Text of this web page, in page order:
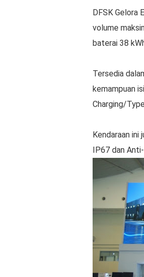
DFSK Gelora
volume
baterai 38
Tersedia
kemampuan
Charging/
Kendaraan
IP67 dan